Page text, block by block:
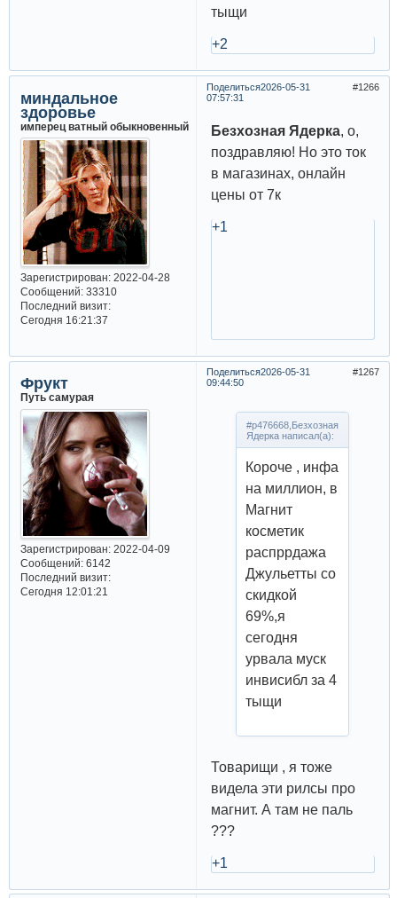
тыщи
+2
Поделиться 1266
2026-05-31
07:57:31
миндальное
здоровье
имперец ватный обыкновенный
Зарегистрирован: 2022-04-28
Сообщений:33310
Последний визит:
Сегодня 16:21:37
Безхозная Ядерка, о,
поздравляю! Но это ток
в магазинах, онлайн
цены от 7к
+1
Поделиться 1267
2026-05-31
09:44:50
Фрукт
Путь самурая
Зарегистрирован: 2022-04-09
Сообщений:6142
Последний визит:
Сегодня 12:01:21
#p476668,Безхозная
Ядерка написал(а):
Короче , инфа
на миллион, в
Магнит
косметик
распррдажа
Джульетты со
скидкой
69%,я
сегодня
урвала муск
инвисибл за 4
тыщи
Товарищи , я тоже
видела эти рилсы про
магнит. А там не паль
???
+1